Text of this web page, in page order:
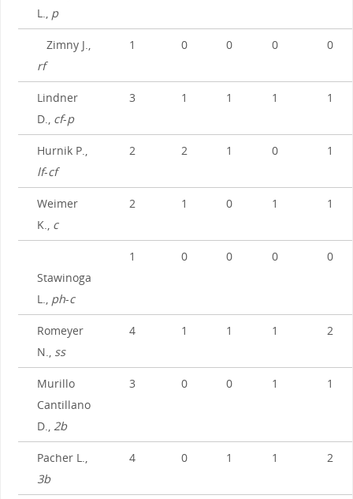
L., p
Zimny J.,
rf
1 0 0 0 0
Lindner
D., cf-p
3 1 1 1 1
Hurnik P.,
lf-cf
2 2 1 0 1
Weimer
K., c
2 1 0 1 1
Stawinoga
L., ph-c
1 0 0 0 0
Romeyer
N., ss
4 1 1 1 2
Murillo
Cantillano
D., 2b
3 0 0 1 1
Pacher L.,
3b
4 0 1 1 2